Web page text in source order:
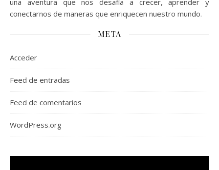
una aventura que nos desafía a crecer, aprender y
conectarnos de maneras que enriquecen nuestro mundo.
META
Acceder
Feed de entradas
Feed de comentarios
WordPress.org